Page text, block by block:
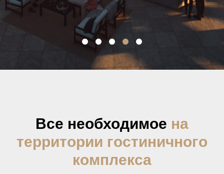
Все необходимое на
территории гостиничного
комплекса